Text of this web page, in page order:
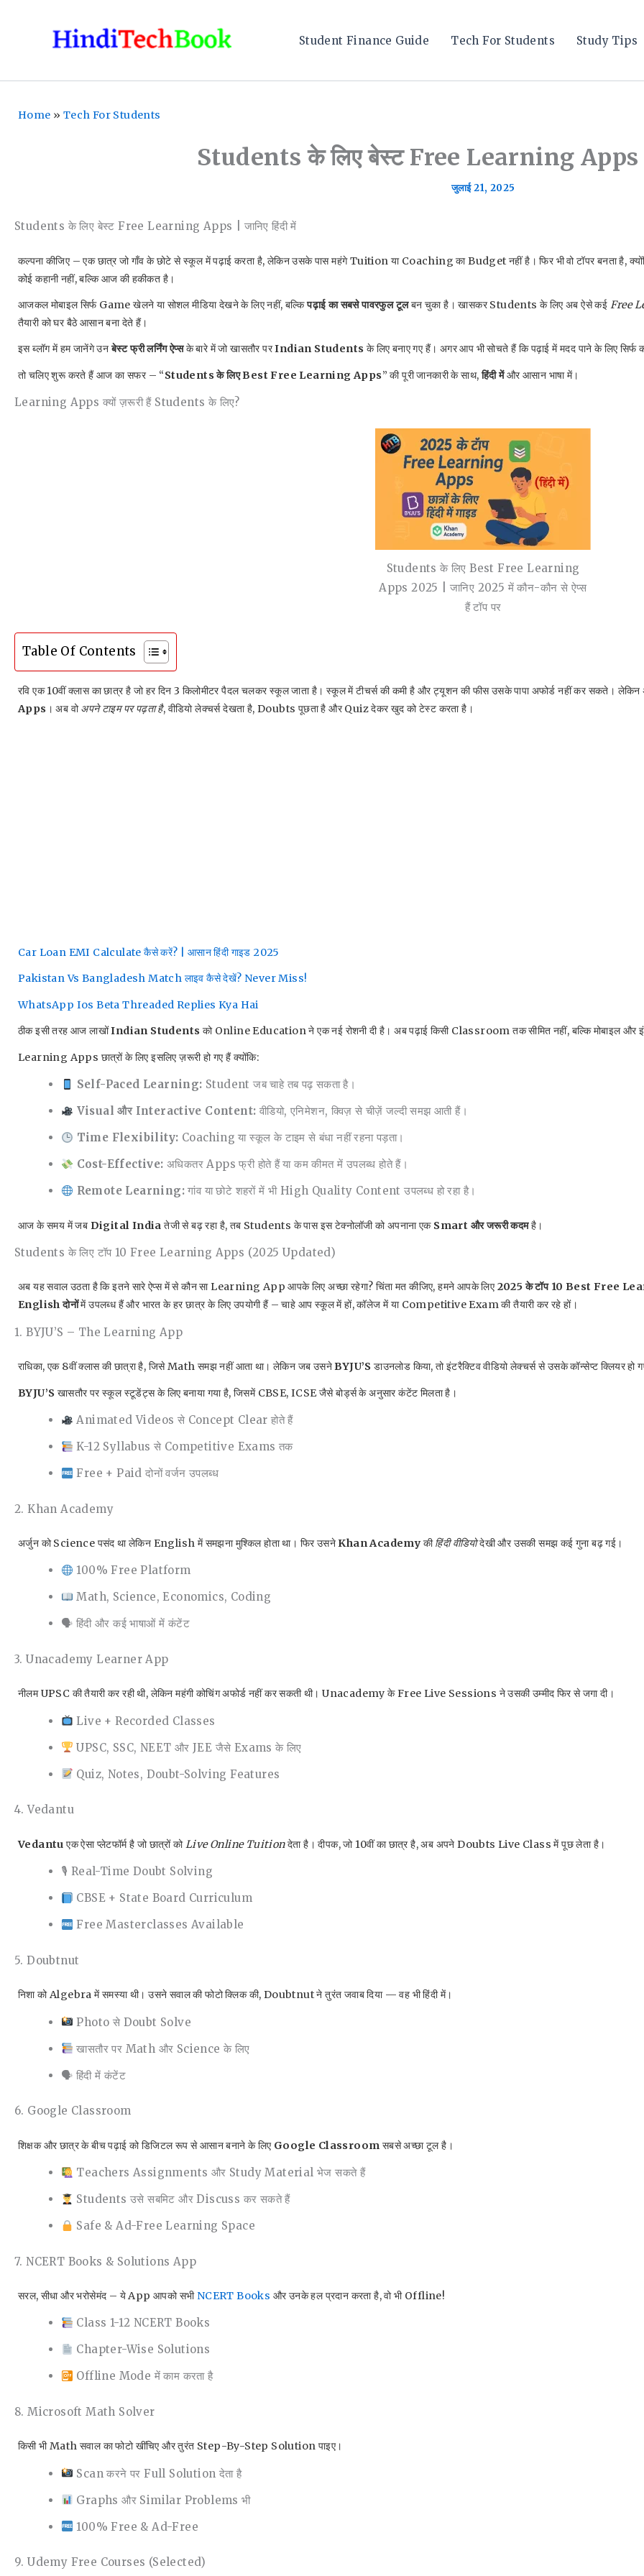
Student Finance Guide Tech For Students Study Tips
Home » Tech For Students
Students के लिए बेस्ट Free Learning Apps |
जुलाई 21, 2025
Students के लिए बेस्ट Free Learning Apps | जानिए हिंदी में
कल्पना कीजिए – एक छात्र जो गाँव के छोटे से स्कूल में पढ़ाई करता है, लेकिन उसके पास महंगे Tuition या Coaching का Budget नहीं है। फिर भी वो टॉपर बनता है,
कोई कहानी नहीं, बल्कि आज की हकीकत है।
आजकल मोबाइल सिर्फ Game खेलने या सोशल मीडिया देखने के लिए नहीं, बल्किपढ़ाई का सबसे पावरफुल टूलबन चुका है। खासकर Students के लिए अब ऐसे कई Free
तैयारी को घर बैठे आसान बना देते हैं।
इस ब्लॉग में हम जानेंगे उनबेस्ट फ्री लर्निंग ऐप्सके बारे में जो खासतौर परIndian Students के लिए बनाए गए हैं। अगर आप भी सोचते हैं कि पढ़ाई में मदद पाने के लिए
तो चलिए शुरू करते हैं आज का सफर – “Students के लिए Best Free Learning Apps” की पूरी जानकारी के साथ,हिंदी मेंऔर आसान भाषा में।
Learning Apps क्यों ज़रूरी हैं Students के लिए?
Students के लिए Best Free Learning
Apps 2025 | जानिए 2025 में कौन-कौन से ऐप्स
हैं टॉप पर
Table Of Contents
रवि एक 10वीं क्लास का छात्र है जो हर दिन 3 किलोमीटर पैदल चलकर स्कूल जाता है। स्कूल में टीचर्स की कमी है और ट्यूशन की फीस उसके पापा अफोर्ड नहीं कर सकते।
Apps । अब वोअपने टाइम पर पढ़ता है, वीडियो लेक्चर्स देखता है, Doubts पूछता है और Quiz देकर खुद को टेस्ट करता है।
Car Loan EMI Calculate कैसे करें? | आसान हिंदी गाइड 2025
Pakistan Vs Bangladesh Match लाइव कैसे देखें? Never Miss!
WhatsApp Ios Beta Threaded Replies Kya Hai
ठीक इसी तरह आज लाखोंIndian Students को Online Education ने एक नई रोशनी दी है। अब पढ़ाई किसी Classroom तक सीमित नहीं, बल्कि मोबाइल और
Learning Apps छात्रों के लिए इसलिए ज़रूरी हो गए हैं क्योंकि:
Self-Paced Learning: Student जब चाहे तब पढ़ सकता है।
Visual और Interactive Content: वीडियो, एनिमेशन, क्विज़ से चीज़ें जल्दी समझ आती हैं।
Time Flexibility: Coaching या स्कूल के टाइम से बंधा नहीं रहना पड़ता।
Cost-Effective: अधिकतर Apps फ्री होते हैं या कम कीमत में उपलब्ध होते हैं।
Remote Learning:गांव या छोटे शहरों में भी High Quality Content उपलब्ध हो रहा है।
आज के समय में जब Digital India तेजी से बढ़ रहा है, तब Students के पास इस टेक्नोलॉजी को अपनाना एक Smart और जरूरी कदमहै।
Students के लिए टॉप 10 Free Learning Apps (2025 Updated)
अब यह सवाल उठता है कि इतने सारे ऐप्स में से कौन सा Learning App आपके लिए अच्छा रहेगा? चिंता मत कीजिए, हमने आपके लिए2025 के टॉप 10 Best Free
English दोनोंमें उपलब्ध हैं और भारत के हर छात्र के लिए उपयोगी हैं – चाहे आप स्कूल में हों, कॉलेज में या Competitive Exam की तैयारी कर रहे हों।
1. BYJU’S – The Learning App
राधिका, एक 8वीं क्लास की छात्रा है, जिसे Math समझ नहीं आता था। लेकिन जब उसनेBYJU’S डाउनलोड किया, तो इंटरैक्टिव वीडियो लेक्चर्स से उसके कॉन्सेप्ट क्लियर हो
BYJU’S खासतौर पर स्कूल स्टूडेंट्स के लिए बनाया गया है, जिसमें CBSE, ICSE जैसे बोर्ड्स के अनुसार कंटेंट मिलता है।
Animated Videos से Concept Clear होते हैं
K-12 Syllabus से Competitive Exams तक
Free + Paid दोनों वर्जन उपलब्ध
2. Khan Academy
अर्जुन को Science पसंद था लेकिन English में समझना मुश्किल होता था। फिर उसनेKhan Academyकीहिंदी वीडियोदेखी और उसकी समझ कई गुना बढ़ गई।
100% Free Platform
Math, Science, Economics, Coding
🗣 हिंदी और कई भाषाओं में कंटेंट
3. Unacademy Learner App
नीलम UPSC की तैयारी कर रही थी, लेकिन महंगी कोचिंग अफोर्ड नहीं कर सकती थी। Unacademy के Free Live Sessions ने उसकी उम्मीद फिर से जगा दी।
Live + Recorded Classes
UPSC, SSC, NEET और JEE जैसे Exams के लिए
Quiz, Notes, Doubt-Solving Features
4. Vedantu
Vedantu एक ऐसा प्लेटफॉर्म है जो छात्रों कोLive Online Tuitionदेता है। दीपक, जो 10वीं का छात्र है, अब अपने Doubts Live Class में पूछ लेता है।
🎙 Real-Time Doubt Solving
CBSE + State Board Curriculum
Free Masterclasses Available
5. Doubtnut
निशा को Algebra में समस्या थी। उसने सवाल की फोटो क्लिक की, Doubtnut ने तुरंत जवाब दिया — वह भी हिंदी में।
Photo से Doubt Solve
खासतौर पर Math और Science के लिए
🗣 हिंदी में कंटेंट
6. Google Classroom
शिक्षक और छात्र के बीच पढ़ाई को डिजिटल रूप से आसान बनाने के लिए Google Classroom सबसे अच्छा टूल है।
Teachers Assignments और Study Material भेज सकते हैं
Students उसे सबमिट और Discuss कर सकते हैं
Safe & Ad-Free Learning Space
7. NCERT Books & Solutions App
सरल, सीधा और भरोसेमंद – ये App आपको सभी NCERT Books और उनके हल प्रदान करता है, वो भी Offline!
Class 1-12 NCERT Books
Chapter-Wise Solutions
Offline Mode में काम करता है
8. Microsoft Math Solver
किसी भी Math सवाल का फोटो खींचिए और तुरंत Step-By-Step Solution पाइए।
Scan करने पर Full Solution देता है
Graphs और Similar Problems भी
100% Free & Ad-Free
9. Udemy Free Courses (Selected)